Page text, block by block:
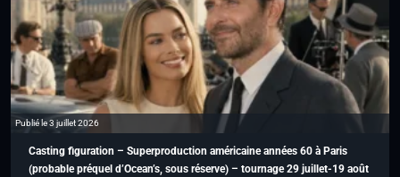
Publié le 3 juillet 2026
Casting figuration – Superproduction américaine années 60 à Paris
(probable préquel d’Ocean’s, sous réserve) – tournage 29 juillet-19 août